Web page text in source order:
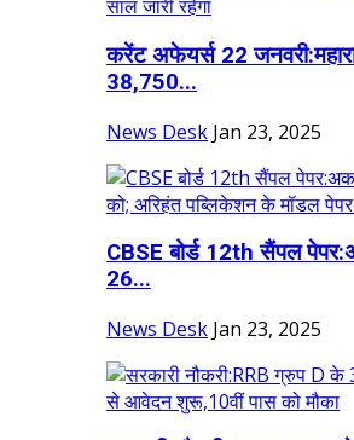
करेंट अफेयर्स 22
38,750...
News Desk Jan 23, 2025
CBSE बोर्ड 12th सैंपल
26...
News Desk Jan 23, 2025